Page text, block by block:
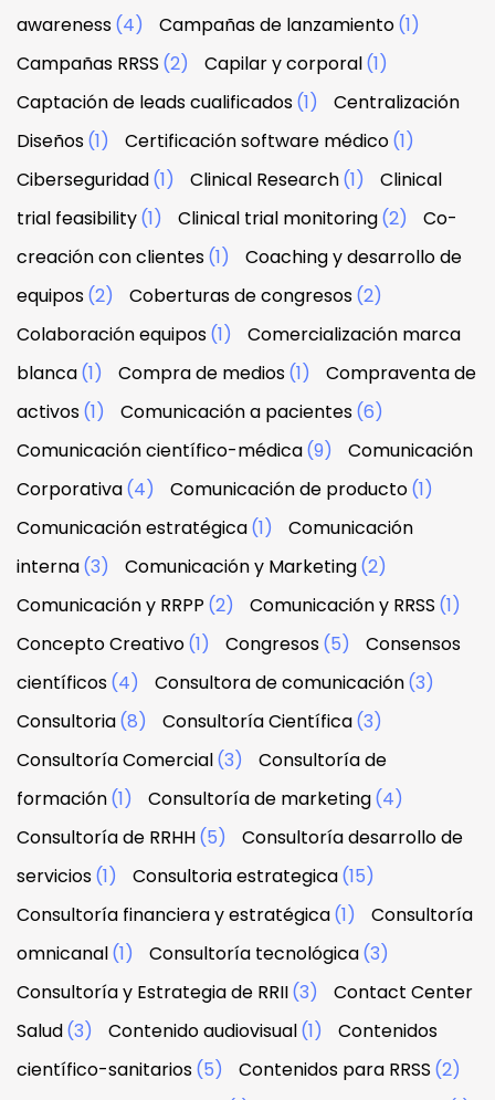
awareness(4) Campañas de lanzamiento(1)
Campañas RRSS (2) Capilar y corporal(1)
Captación de leads cualificados(1)
Centralización
Diseños(1) Certificación software médico(1)
Ciberseguridad(1) Clinical Research(1)
Clinical
trial feasibility(1) Clinical trial monitoring(2)
Co-
creación con clientes(1)
Coaching y desarrollo de
equipos(2) Coberturas de congresos(2)
Colaboración equipos(1)
Comercialización marca
blanca(1) Compra de medios(1)
Compraventa de
activos(1) Comunicación a pacientes(6)
Comunicación científico-médica(9)
Comunicación
Corporativa(4) Comunicación de producto(1)
Comunicación estratégica(1)
Comunicación
interna(3) Comunicación y Marketing(2)
Comunicación y RRPP (2) Comunicación y RRSS (1)
Concepto Creativo(1) Congresos(5)
Consensos
científicos(4) Consultora de comunicación(3)
Consultoria(8) Consultoría Científica(3)
Consultoría Comercial(3)
Consultoría de
formación(1) Consultoría de marketing(4)
Consultoría de RRHH(5)
Consultoría desarrollo de
servicios(1) Consultoria estrategica(15)
Consultoría financiera y estratégica(1)
Consultoría
omnicanal(1) Consultoría tecnológica(3)
Consultoría y Estrategia de RRII(3)
Contact Center
Salud(3) Contenido audiovisual(1)
Contenidos
científico-sanitarios(5) Contenidos para RRSS (2)